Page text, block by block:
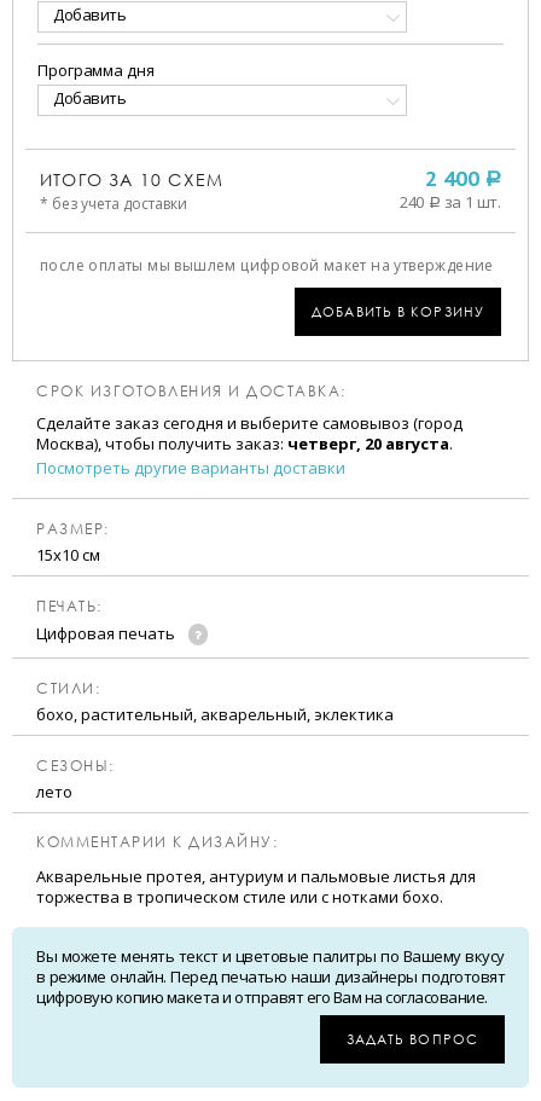
Добавить
Программа дня
Добавить
ИТОГО ЗА 10 СХЕМ
* без учета доставки
2 400 a
240 a за 1 шт.
после оплаты мы вышлем цифровой макет на утверждение
ДОБАВИТЬ В КОРЗИНУ
СРОК ИЗГОТОВЛЕНИЯ И ДОСТАВКА:
Сделайте заказ сегодня и выберите самовывоз (город
Москва), чтобы получить заказ: четверг, 20 августа.
Посмотреть другие варианты доставки
РАЗМЕР:
15х10 см
ПЕЧАТЬ:
Цифровая печать
CТИЛИ:
бохо, растительный, акварельный, эклектика
CЕЗОНЫ:
лето
КОММЕНТАРИИ К ДИЗАЙНУ:
Акварельные протея, антуриум и пальмовые листья для
торжества в тропическом стиле или с нотками бохо.
Вы можете менять текст и цветовые палитры по Вашему вкусу
в режиме онлайн. Перед печатью наши дизайнеры подготовят
цифровую копию макета и отправят его Вам на согласование.
ЗАДАТЬ ВОПРОС